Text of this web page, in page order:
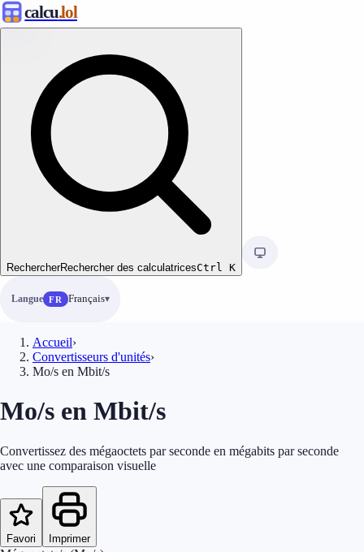
calcu.lol
RechercherRechercher des calculatricesCtrl K
Langue FR Français
Accueil›
Convertisseurs d'unités›
Mo/s en Mbit/s
Mo/s en Mbit/s
Convertissez des mégaoctets par seconde en mégabits par seconde
avec une comparaison visuelle
Favori Imprimer